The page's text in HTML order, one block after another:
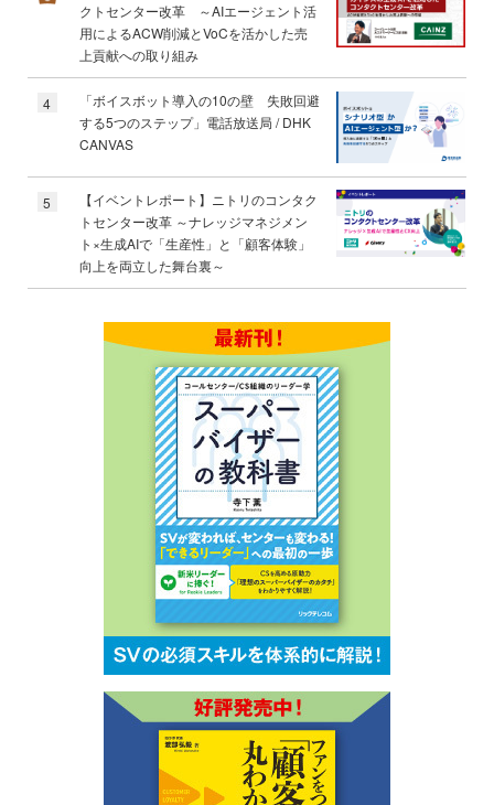
クトセンター改革 ～AIエージェント活
用によるACW削減とVoCを活かした売
上貢献への取り組み
4
「ボイスボット導入の10の壁 失敗回避
する5つのステップ」電話放送局 / DHK
CANVAS
5
【イベントレポート】ニトリのコンタク
トセンター改革 ～ナレッジマネジメン
ト×生成AIで「生産性」と「顧客体験」
向上を両立した舞台裏～